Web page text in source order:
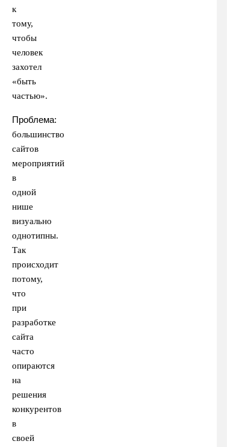
к
тому,
чтобы
человек
захотел
«быть
частью».
Проблема:
большинство
сайтов
мероприятий
в
одной
нише
визуально
однотипны.
Так
происходит
потому,
что
при
разработке
сайта
часто
опираются
на
решения
конкурентов
в
своей